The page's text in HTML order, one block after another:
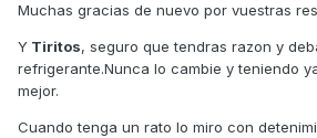
Muchas gracias de nuevo por vuestras
Y Tiritos, seguro que tendras razon y
refrigerante.Nunca lo cambie y teniendo
mejor.
Cuando tenga un rato lo miro con